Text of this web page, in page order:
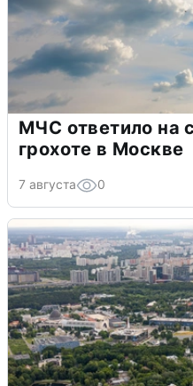
МЧС ответило на
грохоте в Москве
7 августа 0